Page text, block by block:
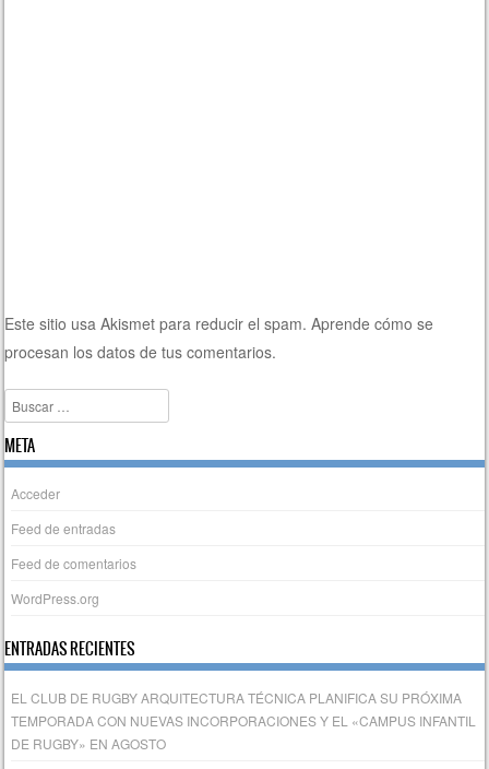
Este sitio usa Akismet para reducir el spam.Aprende cómo se
procesan los datos de tus comentarios.
Buscar
META
Acceder
Feed de entradas
Feed de comentarios
WordPress.org
ENTRADAS RECIENTES
EL CLUB DE RUGBY ARQUITECTURA TÉCNICA PLANIFICA SU PRÓXIMA
TEMPORADA CON NUEVAS INCORPORACIONES Y EL «CAMPUS INFANTIL
DE RUGBY» EN AGOSTO